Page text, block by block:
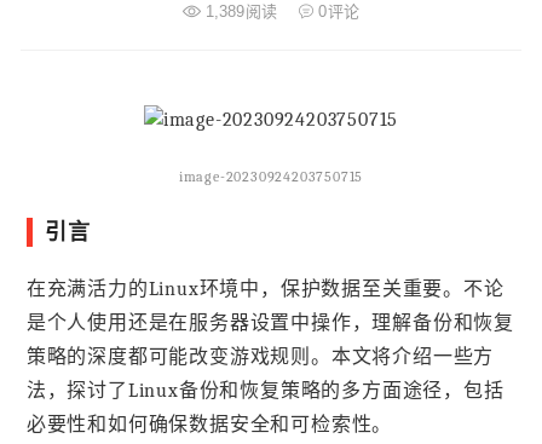
1,389阅读 0评论
image-20230924203750715
引言
在充满活力的Linux环境中，保护数据至关重要。不论
是个人使用还是在服务器设置中操作，理解备份和恢复
策略的深度都可能改变游戏规则。本文将介绍一些方
法，探讨了Linux备份和恢复策略的多方面途径，包括
必要性和如何确保数据安全和可检索性。